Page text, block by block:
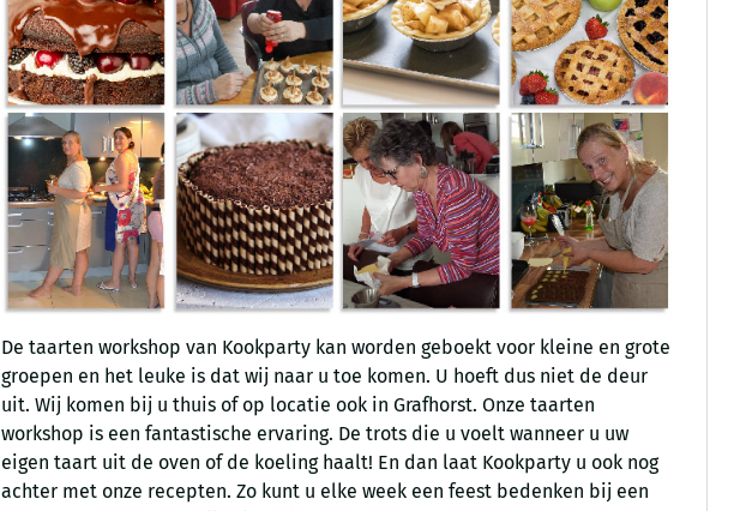
De taarten workshop van Kookparty kan worden geboekt voor kleine en grote
groepen en het leuke is dat wij naar u toe komen. U hoeft dus niet de deur
uit. Wij komen bij u thuis of op locatie ook in Grafhorst. Onze taarten
workshop is een fantastische ervaring. De trots die u voelt wanneer u uw
eigen taart uit de oven of de koeling haalt! En dan laat Kookparty u ook nog
achter met onze recepten. Zo kunt u elke week een feest bedenken bij een